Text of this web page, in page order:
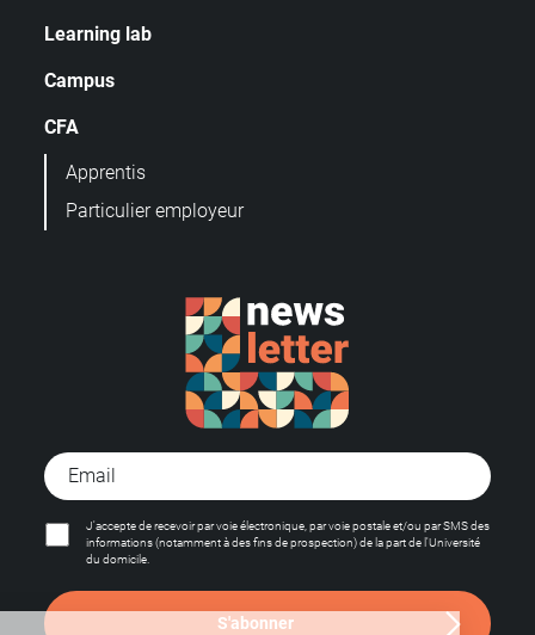
Learning lab
Campus
CFA
Apprentis
Particulier employeur
J'accepte de recevoir par voie électronique, par voie postale et/ou par SMS des
informations (notamment à des fins de prospection) de la part de l'Université
du domicile.
S'abonner